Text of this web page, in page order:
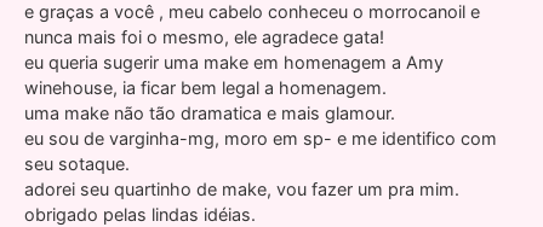
e graças a você , meu cabelo conheceu o morrocanoil e
nunca mais foi o mesmo, ele agradece gata!
eu queria sugerir uma make em homenagem a Amy
winehouse, ia ficar bem legal a homenagem.
uma make não tão dramatica e mais glamour.
eu sou de varginha-mg, moro em sp- e me identifico com
seu sotaque.
adorei seu quartinho de make, vou fazer um pra mim.
obrigado pelas lindas idéias.